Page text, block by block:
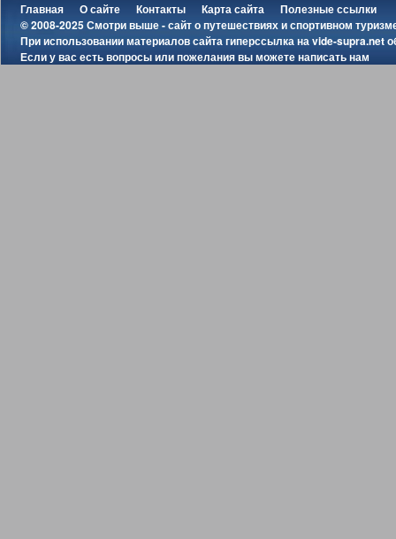
Главная О сайте Контакты Карта сайта
Полезные ссылки
© 2008-2025 Смотри выше - сайт о путешествиях и спортивном
При использовании материалов сайта гиперссылка наvide-supra.net
Если у вас есть вопросы или пожелания вы можетенаписать нам